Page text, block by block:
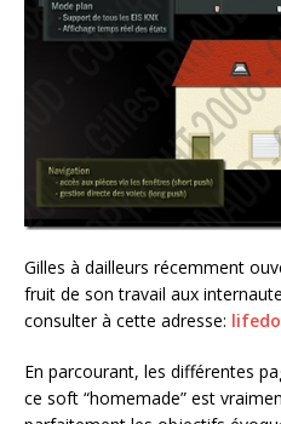
Gilles à dailleurs récemment
fruit de son travail aux
consulter à cette adresse:
En parcourant, les différentes
ce soft “homemade” est